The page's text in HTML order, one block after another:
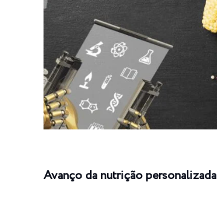
Avanço da nutrição personalizada